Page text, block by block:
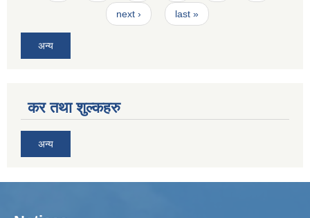
next › last »
अन्य
कर तथा शुल्कहरु
अन्य